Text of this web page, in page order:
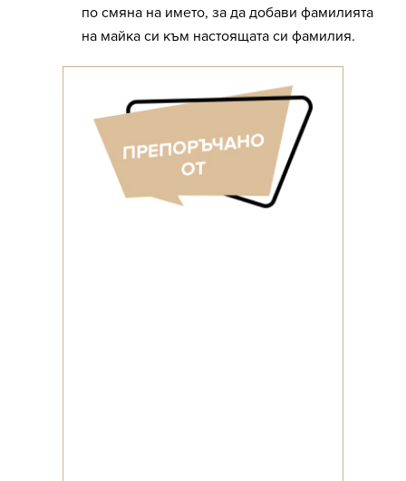
по смяна на името, за да добави фамилията
на майка си към настоящата си фамилия.